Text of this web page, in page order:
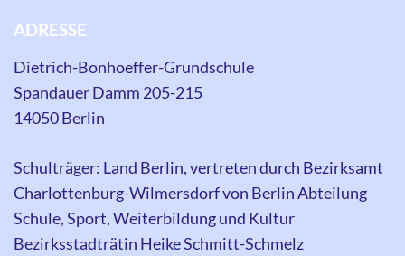
ADRESSE
Dietrich-Bonhoeffer-Grundschule
Spandauer Damm 205-215
14050 Berlin
Schulträger: Land Berlin, vertreten durch Bezirksamt
Charlottenburg-Wilmersdorf von Berlin Abteilung
Schule, Sport, Weiterbildung und Kultur
Bezirksstadträtin Heike Schmitt-Schmelz